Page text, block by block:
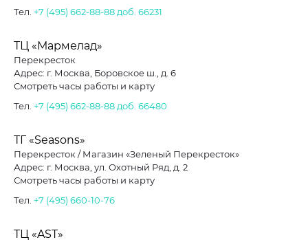
Тел. +7 (495) 662-88-88 доб. 66231
ТЦ «Мармелад»
Перекресток
Адрес: г. Москва, Боровское ш., д. 6
Смотреть часы работы и карту
Тел. +7 (495) 662-88-88 доб. 66480
ТГ «Seasons»
Перекресток / Магазин «Зеленый Перекресток»
Адрес: г. Москва, ул. Охотный Ряд, д. 2
Смотреть часы работы и карту
Тел. +7 (495) 660-10-76
ТЦ «AST»